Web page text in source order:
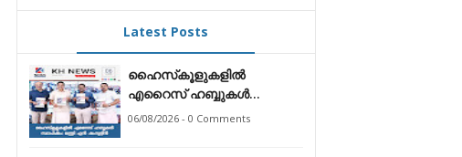
Latest Posts
ഹൈസ്‌കൂളുകളിൽ
എറൈസ് ഹബ്ബുകൾ
സ്ഥാപിക്കും: മന്ത്രി എൻ
06/08/2026 - 0 Comments